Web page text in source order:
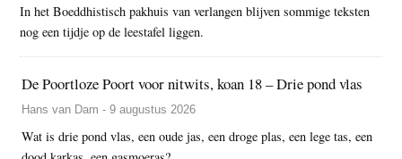
In het Boeddhistisch pakhuis van verlangen blijven sommige teksten
nog een tijdje op de leestafel liggen.
De Poortloze Poort voor nitwits, koan 18 – Drie pond vlas
Hans van Dam - 9 augustus 2026
Wat is drie pond vlas, een oude jas, een droge plas, een lege tas, een